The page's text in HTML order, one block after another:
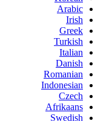
Arabic
Irish
Greek
Turkish
Italian
Danish
Romanian
Indonesian
Czech
Afrikaans
Swedish